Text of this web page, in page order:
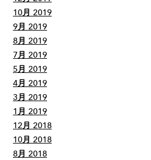
10月 2019
9月 2019
8月 2019
7月 2019
5月 2019
4月 2019
3月 2019
1月 2019
12月 2018
10月 2018
8月 2018